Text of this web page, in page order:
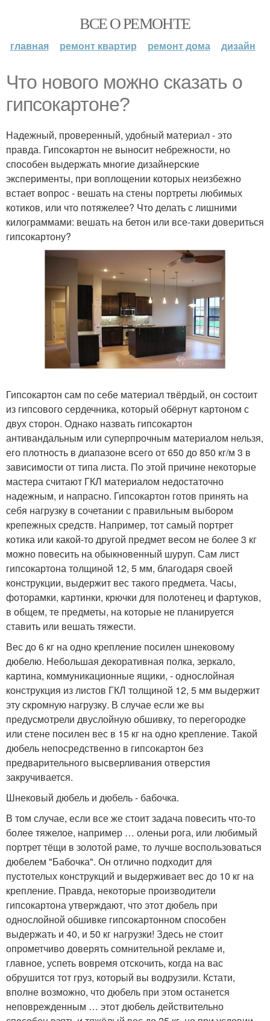
ВСЕ О РЕМОНТЕ
главная ремонт квартир ремонт дома дизайн
Что нового можно сказать о
гипсокартоне?
Надежный, проверенный, удобный материал - это
правда. Гипсокартон не выносит небрежности, но
способен выдержать многие дизайнерские
эксперименты, при воплощении которых неизбежно
встает вопрос - вешать на стены портреты любимых
котиков, или что потяжелее? Что делать с лишними
килограммами: вешать на бетон или все-таки довериться
гипсокартону?
Гипсокартон сам по себе материал твёрдый, он состоит
из гипсового сердечника, который обёрнут картоном с
двух сторон. Однако назвать гипсокартон
антивандальным или суперпрочным материалом нельзя,
его плотность в диапазоне всего от 650 до 850 кг/м 3 в
зависимости от типа листа. По этой причине некоторые
мастера считают ГКЛ материалом недостаточно
надежным, и напрасно. Гипсокартон готов принять на
себя нагрузку в сочетании с правильным выбором
крепежных средств. Например, тот самый портрет
котика или какой-то другой предмет весом не более 3 кг
можно повесить на обыкновенный шуруп. Сам лист
гипсокартона толщиной 12, 5 мм, благодаря своей
конструкции, выдержит вес такого предмета. Часы,
фоторамки, картинки, крючки для полотенец и фартуков,
в общем, те предметы, на которые не планируется
ставить или вешать тяжести.
Вес до 6 кг на одно крепление посилен шнековому
дюбелю. Небольшая декоративная полка, зеркало,
картина, коммуникационные ящики, - однослойная
конструкция из листов ГКЛ толщиной 12, 5 мм выдержит
эту скромную нагрузку. В случае если же вы
предусмотрели двуслойную обшивку, то перегородке
или стене посилен вес в 15 кг на одно крепление. Такой
дюбель непосредственно в гипсокартон без
предварительного высверливания отверстия
закручивается.
Шнековый дюбель и дюбель - бабочка.
В том случае, если все же стоит задача повесить что-то
более тяжелое, например … оленьи рога, или любимый
портрет тёщи в золотой раме, то лучше воспользоваться
дюбелем "Бабочка". Он отлично подходит для
пустотелых конструкций и выдерживает вес до 10 кг на
крепление. Правда, некоторые производители
гипсокартона утверждают, что этот дюбель при
однослойной обшивке гипсокартонном способен
выдержать и 40, и 50 кг нагрузки! Здесь не стоит
опрометчиво доверять сомнительной рекламе и,
главное, успеть вовремя отскочить, когда на вас
обрушится тот груз, который вы водрузили. Кстати,
вполне возможно, что дюбель при этом останется
неповрежденным … этот дюбель действительно